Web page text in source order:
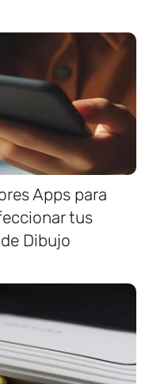
Apps para
tus
Dibujo